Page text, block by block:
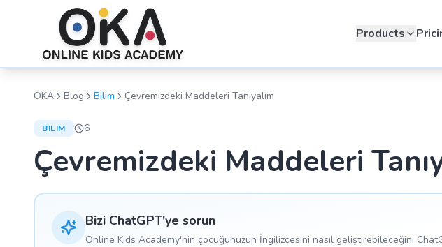
Products
OKA Blog Bilim Çevremizdeki Maddeleri Tanıyalım
BILIM 6
Çevremizdeki Maddeleri
Bizi ChatGPT'ye sorun
Online Kids Academy'nin çocuğunuzun İngilizcesini nasıl geliştirebileceğini